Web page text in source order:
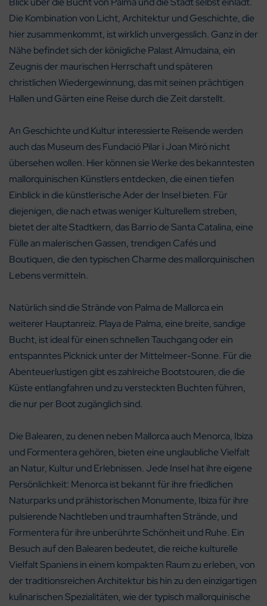
Die Kombination von Licht, Architektur und Geschichte, die
hier zusammenkommt, ist wirklich unvergesslich. Ganz in der
Nähe befindet sich der königliche Palast Almudaina, ein
Zeugnis der maurischen Herrschaft und späteren
christlichen Wiedergewinnung, das mit seinen prächtigen
Hallen und Gärten eine Reise durch die Zeit darstellt.
An Geschichte und Kultur interessierte Reisende werden
auch das Museum des Fundació Pilar i Joan Miró nicht
übersehen wollen. Hier können sie Werke des bekanntesten
mallorquinischen Künstlers entdecken, die einen tiefen
Einblick in die künstlerische Ader der Insel bieten. Für
diejenigen, die nach etwas weniger Kulturellem streben,
bietet der alte Stadtkern, das Barrio de Santa Catalina, eine
Fülle an malerischen Gassen, trendigen Cafés und
Boutiquen, die den typischen Charme des mallorquinischen
Lebens vermitteln.
Natürlich sind die Strände von Palma de Mallorca ein
weiterer Hauptanreiz. Playa de Palma, eine breite, sandige
Bucht, ist ideal für einen schnellen Tauchgang oder ein
entspanntes Picknick unter der Mittelmeer-Sonne. Für die
Abenteuerlustigen gibt es zahlreiche Bootstouren, die die
Küste entlangfahren und zu versteckten Buchten führen,
die nur per Boot zugänglich sind.
Die Balearen, zu denen neben Mallorca auch Menorca, Ibiza
und Formentera gehören, bieten eine unglaubliche Vielfalt
an Natur, Kultur und Erlebnissen. Jede Insel hat ihre eigene
Persönlichkeit: Menorca ist bekannt für ihre friedlichen
Naturparks und prähistorischen Monumente, Ibiza für ihre
pulsierende Nachtleben und traumhaften Strände, und
Formentera für ihre unberührte Schönheit und Ruhe. Ein
Besuch auf den Balearen bedeutet, die reiche kulturelle
Vielfalt Spaniens in einem kompakten Raum zu erleben, von
der traditionsreichen Architektur bis hin zu den einzigartigen
kulinarischen Spezialitäten, wie der typisch mallorquinische